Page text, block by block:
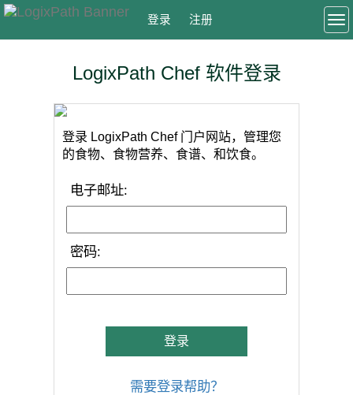
登录 注册
LogixPath Chef 软件登录
登录 LogixPath Chef 门户网站，管理您
的食物、食物营养、食谱、和饮食。
电子邮址:
密码:
登录
需要登录帮助？